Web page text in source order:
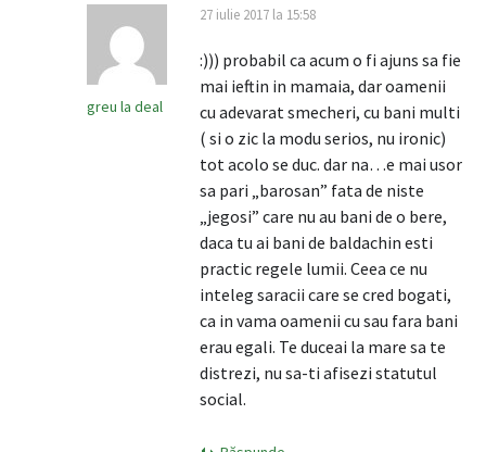
greu la deal
27 iulie 2017 la 15:58
:))) probabil ca acum o fi ajuns sa fie
mai ieftin in mamaia, dar oamenii
cu adevarat smecheri, cu bani multi
( si o zic la modu serios, nu ironic)
tot acolo se duc. dar na…e mai usor
sa pari „barosan” fata de niste
„jegosi” care nu au bani de o bere,
daca tu ai bani de baldachin esti
practic regele lumii. Ceea ce nu
inteleg saracii care se cred bogati,
ca in vama oamenii cu sau fara bani
erau egali. Te duceai la mare sa te
distrezi, nu sa-ti afisezi statutul
social.